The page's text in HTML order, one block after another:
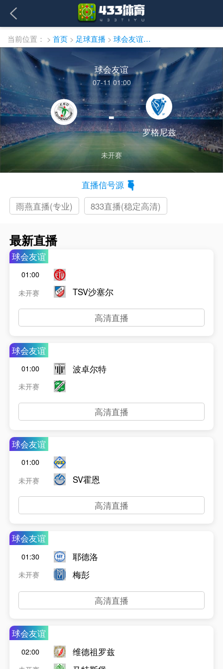
当前位置： > 首页 > 足球直播 > 球会友谊直播
球会友谊
07-11 01:00
-
罗格尼兹
未开赛
直播信号源
雨燕直播(专业)
833直播(稳定高清)
最新直播
球会友谊
01:00
未开赛
TSV沙塞尔
高清直播
球会友谊
01:00
未开赛
波卓尔特
高清直播
球会友谊
01:00
未开赛
SV霍恩
高清直播
球会友谊
01:30
未开赛
耶德洛
梅彭
高清直播
球会友谊
02:00
维德祖罗兹